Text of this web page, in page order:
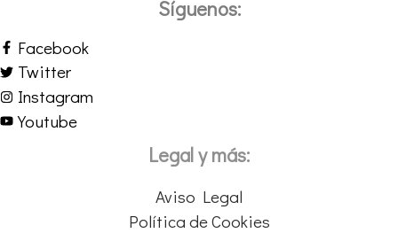
Síguenos:
Facebook
Twitter
Instagram
Youtube
Legal y más:
Aviso Legal
Política de Cookies